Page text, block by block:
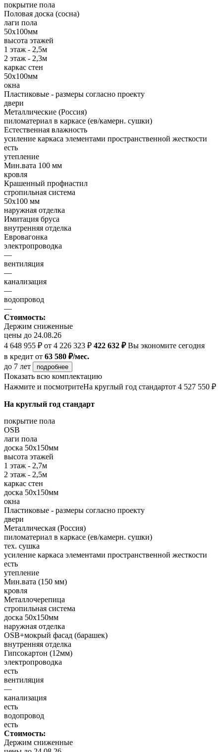
покрытие пола
Половая доска (сосна)
лаги пола
50х100мм
высота этажей
1 этаж - 2,5м
2 этаж - 2,3м
каркас стен
50х100мм
окна
Пластиковые - размеры согласно проекту
двери
Металлические (Россия)
пиломатериал в каркасе (ев/камерн. сушки)
Естественная влажность
усиление каркаса элементами пространственной жесткости
есть
утепление
Мин.вата 100 мм
кровля
Крашенный профнастил
стропильная система
50х100 мм
наружная отделка
Имитация бруса
внутренняя отделка
Евровагонка
электропроводка
—
вентиляция
—
канализация
—
водопровод
—
Стоимость:
Держим сниженные
цены до 24.08.26
4 648 955 ₽ от 4 226 323 ₽ 422 632 ₽Вы экономите сегодня
в кредит от 63 580 ₽/мес.
до 7 лет
подробнее
Показать всю комплектацию
Нажмите и посмотритеНа круглый год стандартот 4 527 550 ₽
На круглый год стандарт
покрытие пола
OSB
лаги пола
доска 50х150мм
высота этажей
1 этаж - 2,7м
2 этаж - 2,5м
каркас стен
доска 50х150мм
окна
Пластиковые - размеры согласно проекту
двери
Металлическая (Россия)
пиломатериал в каркасе (ев/камерн. сушки)
тех. сушка
усиление каркаса элементами пространственной жесткости
есть
утепление
Мин.вата (150 мм)
кровля
Металлочерепица
стропильная система
доска 50х150мм
наружная отделка
OSB+мокрый фасад (барашек)
внутренняя отделка
Гипсокартон (12мм)
электропроводка
есть
вентиляция
—
канализация
есть
водопровод
есть
Стоимость:
Держим сниженные